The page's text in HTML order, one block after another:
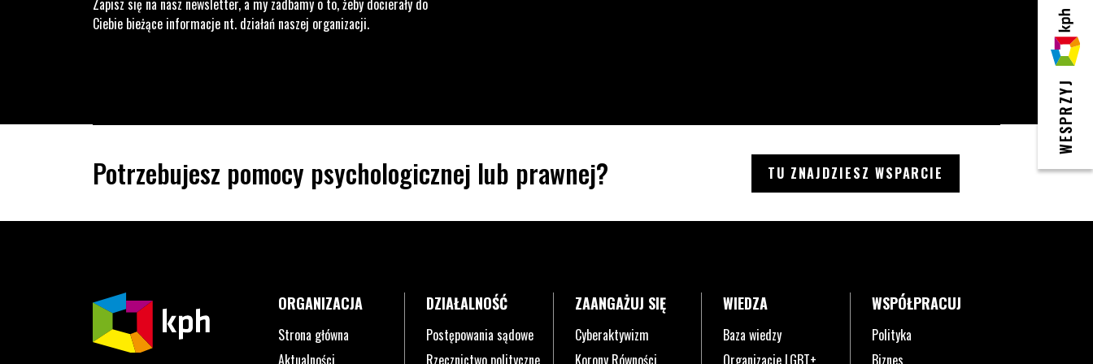
WESPRZYJ
KPH
Zapisz się na nasz newsletter, a my zadbamy o to, żeby docierały do
Ciebie bieżące informacje nt. działań naszej organizacji.
Potrzebujesz pomocy psychologicznej lub prawnej? TU ZNAJDZIESZ WSPARCIE
ORGANIZACJA
Strona główna
DZIAŁALNOŚĆ
Postępowania sądowe
ZAANGAŻUJ SIĘ
Cyberaktywizm
WIEDZA
Baza wiedzy
WSPÓŁPRACUJ
Polityka